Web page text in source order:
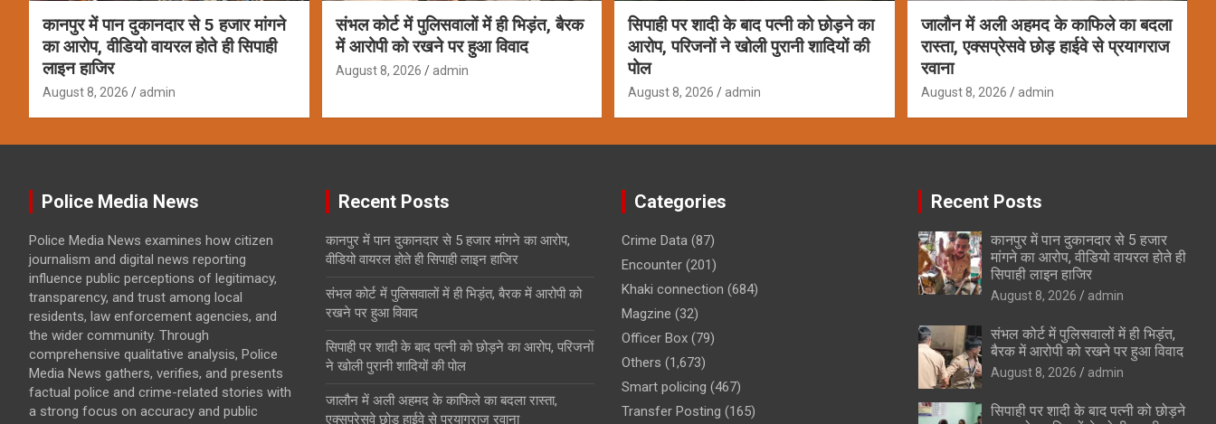
कानपुर में पान दुकानदार से 5 हजार मांगने
का आरोप, वीडियो वायरल होते ही सिपाही
लाइन हाजिर
August 8, 2026 admin
संभल कोर्ट में पुलिसवालों में ही भिड़ंत, बैरक
में आरोपी को रखने पर हुआ विवाद
August 8, 2026 admin
सिपाही पर शादी के बाद पत्नी को छोड़ने का
आरोप, परिजनों ने खोली पुरानी शादियों की
पोल
August 8, 2026 admin
जालौन में अली अहमद के काफिले का बदला
रास्ता, एक्सप्रेसवे छोड़ हाईवे से प्रयागराज
रवाना
August 8, 2026 admin
Police Media News
Police Media News examines how citizen
journalism and digital news reporting
influence public perceptions of legitimacy,
transparency, and trust among local
residents, law enforcement agencies, and
the wider community. Through
comprehensive qualitative analysis, Police
Media News gathers, verifies, and presents
factual police and crime-related stories with
a strong focus on accuracy and public
Recent Posts
कानपुर में पान दुकानदार से 5 हजार मांगने का आरोप,
वीडियो वायरल होते ही सिपाही लाइन हाजिर
संभल कोर्ट में पुलिसवालों में ही भिड़ंत, बैरक में आरोपी को
रखने पर हुआ विवाद
सिपाही पर शादी के बाद पत्नी को छोड़ने का आरोप, परिजनों
ने खोली पुरानी शादियों की पोल
जालौन में अली अहमद के काफिले का बदला रास्ता,
एक्सप्रेसवे छोड़ हाईवे से प्रयागराज रवाना
Categories
Crime Data (87)
Encounter (201)
Khaki connection (684)
Magzine (32)
Officer Box (79)
Others (1,673)
Smart policing (467)
Transfer Posting (165)
Recent Posts
कानपुर में पान दुकानदार से 5 हजार
मांगने का आरोप, वीडियो वायरल होते ही
सिपाही लाइन हाजिर
August 8, 2026 admin
संभल कोर्ट में पुलिसवालों में ही भिड़ंत,
बैरक में आरोपी को रखने पर हुआ विवाद
August 8, 2026 admin
सिपाही पर शादी के बाद पत्नी को छोड़ने